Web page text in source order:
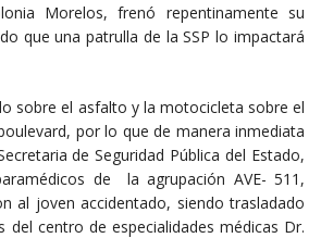
Morelos, frenó repentinamente su
que una patrulla de la SSP lo impactará
sobre el asfalto y la motocicleta sobre el
por lo que de manera inmediata
de Seguridad Pública del Estado,
de la agrupación AVE- 511,
al joven accidentado, siendo trasladado
del centro de especialidades médicas Dr.